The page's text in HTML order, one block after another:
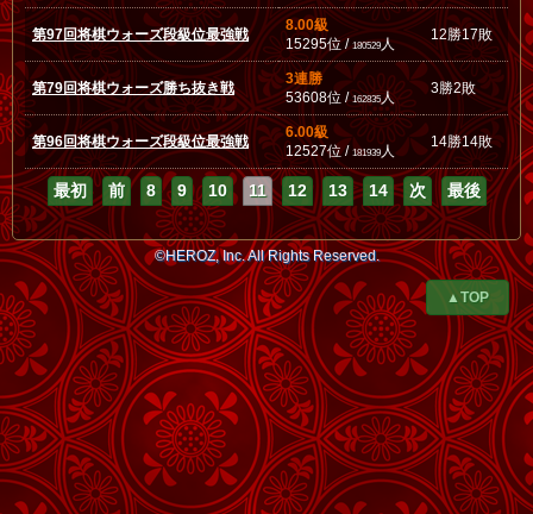
第97回将棋ウォーズ段級位最強戦
8.00級
15295位 /180529人
12勝17敗
第79回将棋ウォーズ勝ち抜き戦
3連勝
53608位 /162835人
3勝2敗
第96回将棋ウォーズ段級位最強戦
6.00級
12527位 / 181939 人
14勝14敗
最初 前 8 9 10 11 12 13 14 次 最後
©HEROZ, Inc. All Rights Reserved.
▲TOP